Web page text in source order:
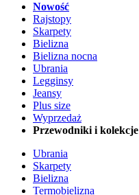
Nowość
Rajstopy
Skarpety
Bielizna
Bielizna nocna
Ubrania
Legginsy
Jeansy
Plus size
Wyprzedaż
Przewodniki i kolekcje
Ubrania
Skarpety
Bielizna
Termobielizna